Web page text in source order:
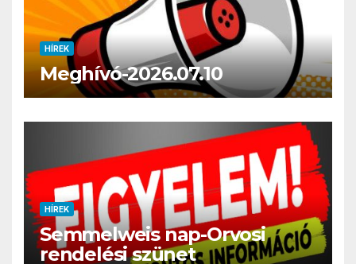
HÍREK
Meghívó-2026.07.10
HÍREK
Semmelweis nap-Orvosi
rendelési szünet